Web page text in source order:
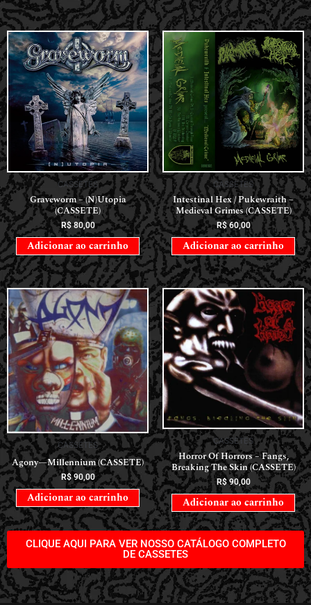
CASSETES
Graveworm – (N)Utopia
(CASSETE)
R$80,00
Adicionar ao carrinho
CASSETES
Intestinal Hex / Pukewraith –
Medieval Grimes (CASSETE)
R$60,00
Adicionar ao carrinho
CASSETES
Agony—Millennium (CASSETE)
R$90,00
Adicionar ao carrinho
CASSETES
Horror Of Horrors ‎– Fangs,
Breaking The Skin (CASSETE)
R$90,00
Adicionar ao carrinho
CLIQUE AQUI PARA VER NOSSO CATÁLOGO COMPLETO
DE CASSETES